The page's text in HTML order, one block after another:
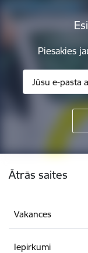
Piesakies
Ātrās saites
Vakances
Iepirkumi